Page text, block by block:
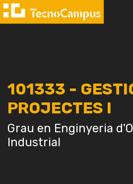
101333 -
PROJECTES I
Grau en Enginyeria
Industrial